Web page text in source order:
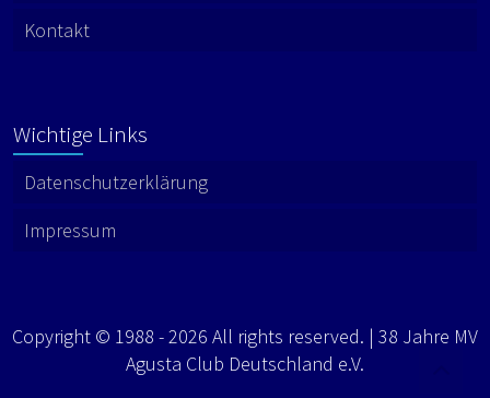
Kontakt
Wichtige Links
Datenschutzerklärung
Impressum
Copyright © 1988 - 2026 All rights reserved. | 38 Jahre MV
Agusta Club Deutschland e.V.